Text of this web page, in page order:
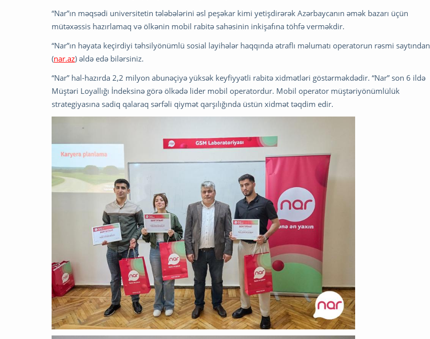
“Nar”ın məqsədi universitetin tələbələrini əsl peşəkar kimi yetişdirərək Azərbaycanın əmək bazarı üçün
mütəxəssis hazırlamaq və ölkənin mobil rabitə sahəsinin inkişafına töhfə verməkdir.
“Nar”ın həyata keçirdiyi təhsilyönümlü sosial layihələr haqqında ətraflı məlumatı operatorun rəsmi saytından
(nar.az) əldə edə bilərsiniz.
“Nar” hal-hazırda 2,2 milyon abunəçiyə yüksək keyfiyyətli rabitə xidmətləri göstərməkdədir. “Nar” son 6 ildə
Müştəri Loyallığı İndeksinə görə ölkədə lider mobil operatordur. Mobil operator müştəriyönümlülük
strategiyasına sadiq qalaraq sərfəli qiymət qarşılığında üstün xidmət təqdim edir.